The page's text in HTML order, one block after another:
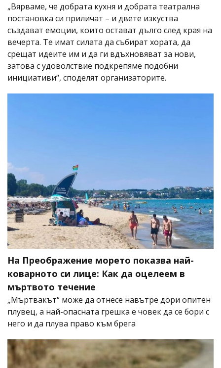
„Вярваме, че добрата кухня и добрата театрална
постановка си приличат – и двете изкуства
създават емоции, които остават дълго след края на
вечерта. Те имат силата да събират хората, да
срещат идеите им и да ги вдъхновяват за нови,
затова с удоволствие подкрепяме подобни
инициативи“, споделят организаторите.
На Преображение морето показва най-
коварното си лице: Как да оцелеем в
мъртвото течение
„Мъртвакът“ може да отнесе навътре дори опитен
плувец, а най-опасната грешка е човек да се бори с
него и да плува право към брега